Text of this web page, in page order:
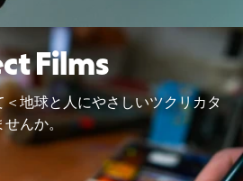
Films
地球と人にやさしいツクリカタ
せんか。